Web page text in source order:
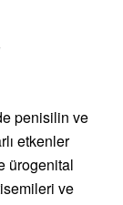
penisilin ve
etkenler
ürogenital
ve